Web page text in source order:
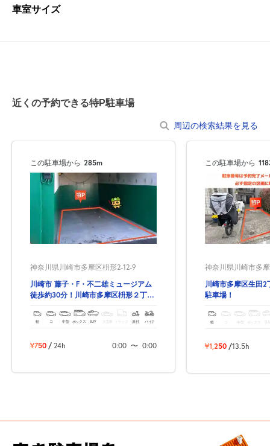
車室サイズ
近くの予約できる特P駐車場
周辺の検索結果を見る
この駐車場から 285m
神奈川県川崎市多摩区枡形2-12-9
川崎市 藤子・F・不二雄ミュージアム
徒歩約30分！川崎市多摩区枡形２丁目
軽 コ 中型 ボックス SUV トラック 原付 バイク
¥750 / 24h 0:00 〜 0:00
この駐車場から
神奈川県川崎市多
川崎市多摩区生田2
駐車場！
軽 中型 ボックス
¥1,250 /13.5h